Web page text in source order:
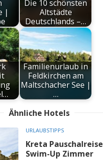
|
Die 10 schönsten
Altstädte
Deutschlands –…
Familienurlaub in
Feldkirchen am
Maltschacher See |
…
Ähnliche Hotels
URLAUBSTIPPS
Kreta
Swim-Up Zimmer